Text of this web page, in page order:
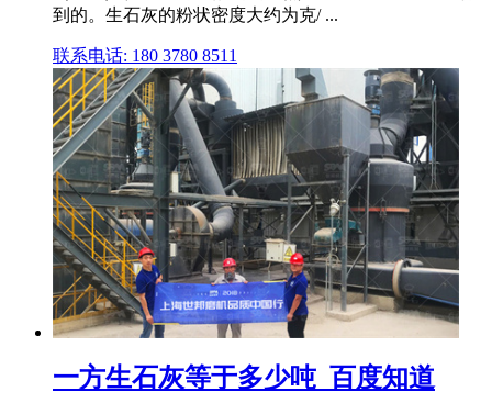
到的。生石灰的粉状密度大约为克/ ...
联系电话: 180 3780 8511
一方生石灰等于多少吨_百度知道